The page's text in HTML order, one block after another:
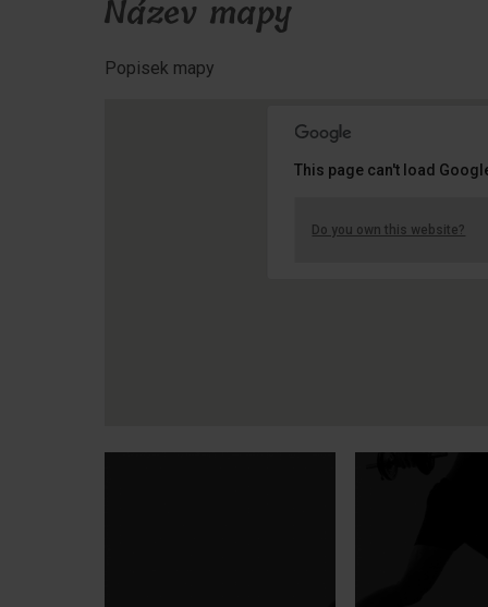
Název mapy
Popisek mapy
This page can't load
Do you own this website?